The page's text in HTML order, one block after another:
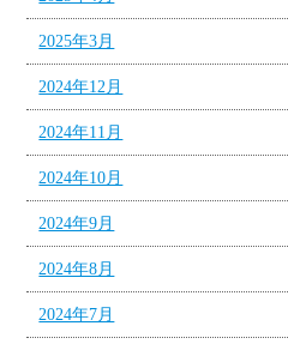
2025年3月
2024年12月
2024年11月
2024年10月
2024年9月
2024年8月
2024年7月